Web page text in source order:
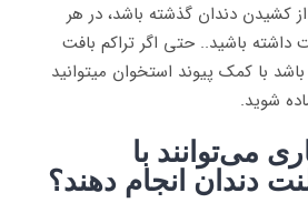
کشیدن دندان گذشته باشد، در هر
داشته باشید.. حتی اگر تراکم بافت
با کمک پیوند استخوان میتوانید
شوید.
می‌توانند با
دندان انجام دهند؟